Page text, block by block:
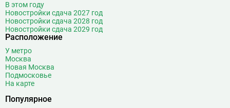
Войковская
Волгоградский проспект
Волжская
Волоколамская
Воробьёвы горы
Воронцовская
Выставочный центр
В этом году
Новостройки сдача 2027 год
Новостройки сдача 2028 год
Новостройки сдача 2029 год
Расположение
У метро
Москва
Новая Москва
Подмосковье
На карте
Популярное